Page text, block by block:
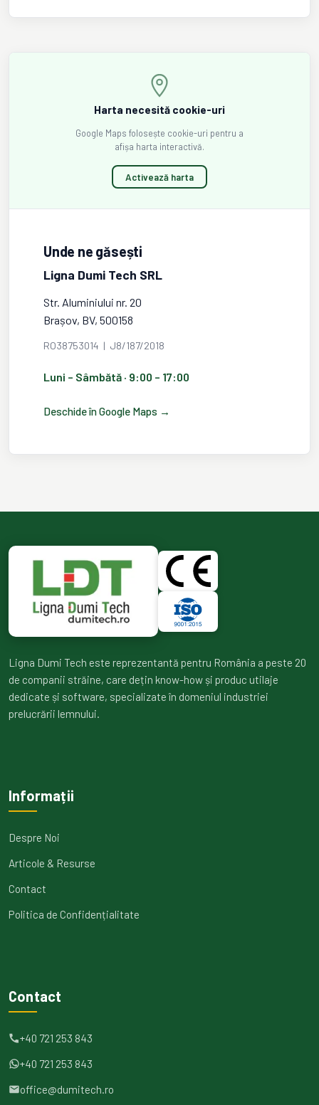
Harta necesită cookie-uri
Google Maps folosește cookie-uri pentru a
afișa harta interactivă.
Activează harta
Unde ne găsești
Ligna Dumi Tech SRL
Str. Aluminiului nr. 20
Brașov, BV, 500158
RO38753014 | J8/187/2018
Luni – Sâmbătă · 9:00 – 17:00
Deschide în Google Maps →
Ligna Dumi Tech este reprezentantă pentru România a peste 20
de companii străine, care dețin know-how și produc utilaje
dedicate și software, specializate în domeniul industriei
prelucrării lemnului.
Informații
Despre Noi
Articole & Resurse
Contact
Politica de Confidențialitate
Contact
+40 721 253 843
+40 721 253 843
office@dumitech.ro